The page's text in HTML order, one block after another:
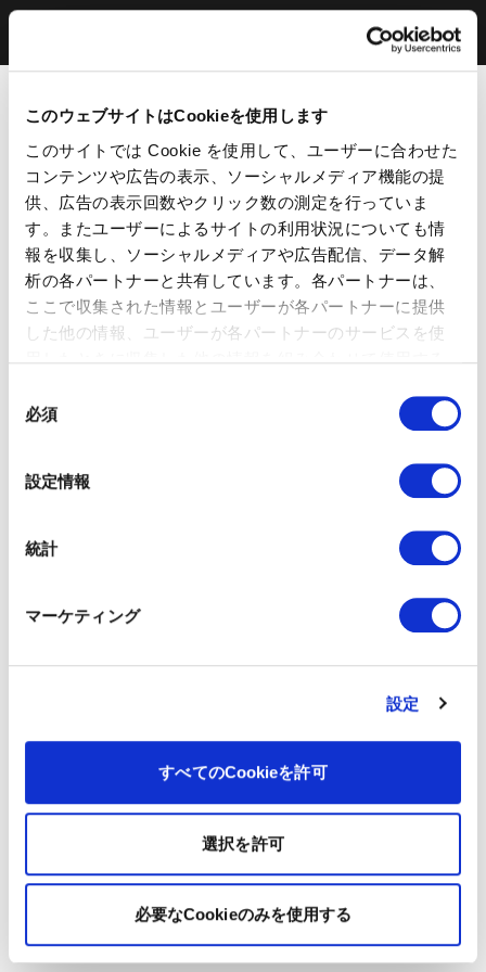
このウェブサイトはCookieを使用します
このサイトでは Cookie を使用して、ユーザーに合わせた
コンテンツや広告の表示、ソーシャルメディア機能の提
供、広告の表示回数やクリック数の測定を行っていま
す。またユーザーによるサイトの利用状況についても情
報を収集し、ソーシャルメディアや広告配信、データ解
析の各パートナーと共有しています。各パートナーは、
ここで収集された情報とユーザーが各パートナーに提供
した他の情報、ユーザーが各パートナーのサービスを使
ッキーに同意したことになります。
必須
設定情報
統計
マーケティング
設定
すべてのCookieを許可
選択を許可
必要なCookieのみを使用する